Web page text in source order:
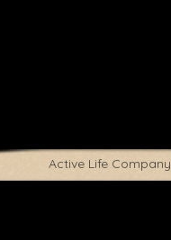
Active Life Company